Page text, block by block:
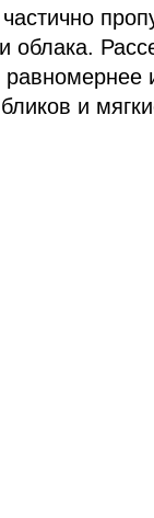
частично
облака.
равномернее
и